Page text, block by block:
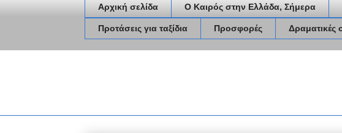
Αρχική σελίδα Ο Καιρός στην Ελλάδα, Σήμερα
Προτάσεις για ταξίδια Προσφορές Δραματικές